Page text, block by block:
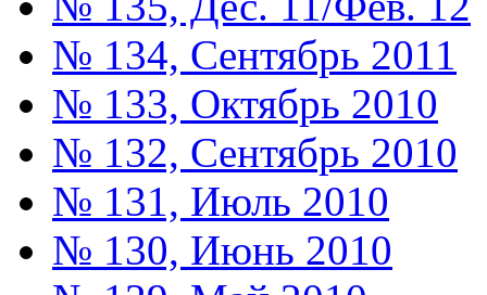
№ 134, Сентябрь 2011
№ 133, Октябрь 2010
№ 132, Сентябрь 2010
№ 131, Июль 2010
№ 130, Июнь 2010